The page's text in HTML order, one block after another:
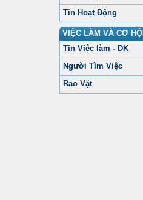
Tin Hoạt Động
VIỆC LÀM VÀ CƠ HỘI
Tin Việc làm - DK
Người Tìm Việc
Rao Vặt